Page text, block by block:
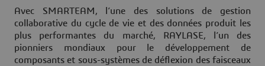
Avec SMARTEAM, l’une des solutions de gestion
collaborative du cycle de vie et des données produit les
plus performantes du marché, RAYLASE, l’un des
pionniers mondiaux pour le développement de
composants et sous-systèmes de déflexion des faisceaux